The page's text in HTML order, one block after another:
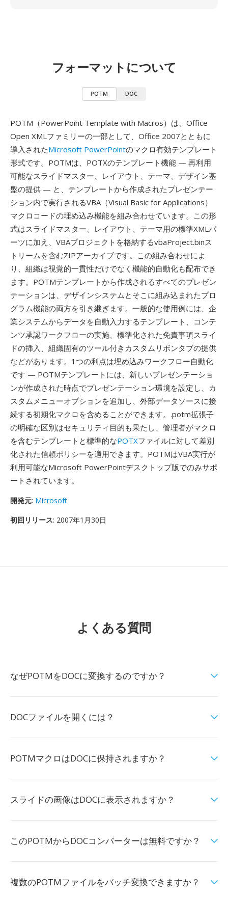
フォーマットについて
POTM DOC
POTM（PowerPoint Template with Macros）は、Office
Open XMLファミリーの一部として、Office 2007とともに
導入されたMicrosoft PowerPointのマクロ有効テンプレート
形式です。POTMは、POTXのテンプレート機能 — 再利用
可能なスライドマスター、レイアウト、テーマ、デザイン基
盤の提供 — と、テンプレートから作成されたプレゼンテー
ション内で実行されるVBA（Visual Basic for Applications）
マクロコードの埋め込み機能を組み合わせています。この形
式はスライドマスター、レイアウト、テーマ用の標準XMLパ
ーツに加え、VBAプロジェクトを格納するvbaProject.binス
トリームを含むZIPアーカイブです。この組み合わせによ
り、組織は視覚的一貫性だけでなく機能的自動化も配布でき
ます。POTMテンプレートから作成されるすべてのプレゼン
テーションは、デザインシステムとそこに組み込まれたプロ
グラム機能の両方を引き継ぎます。一般的な使用例には、企
業システムからデータを自動入力するテンプレート、コンテ
ンツ承認ワークフローの実施、標準化された免責事項スライ
ドの挿入、組織固有のツール付きカスタムリボンタブの提供
などがあります。1つの利点は埋め込みワークフロー自動化
です — POTMテンプレートには、新しいプレゼンテーショ
ンが作成された時点でプレゼンテーション環境を設定し、カ
スタムメニューオプションを追加し、外部データソースに接
続する初期化マクロを含めることができます。.potm拡張子
の明確な区別はセキュリティ目的も果たし、管理者がマクロ
を含むテンプレートと標準的なPOTXファイルに対して差別
化された信頼ポリシーを適用できます。POTMはVBA実行が
利用可能なMicrosoft PowerPointデスクトップ版でのみサポ
ートされています。
開発元: Microsoft
初回リリース: 2007年1月30日
よくある質問
なぜPOTMをDOCに変換するのですか？
DOCファイルを開くには？
POTMマクロはDOCに保持されますか？
スライドの画像はDOCに表示されますか？
このPOTMからDOCコンバーターは無料ですか？
複数のPOTMファイルをバッチ変換できますか？